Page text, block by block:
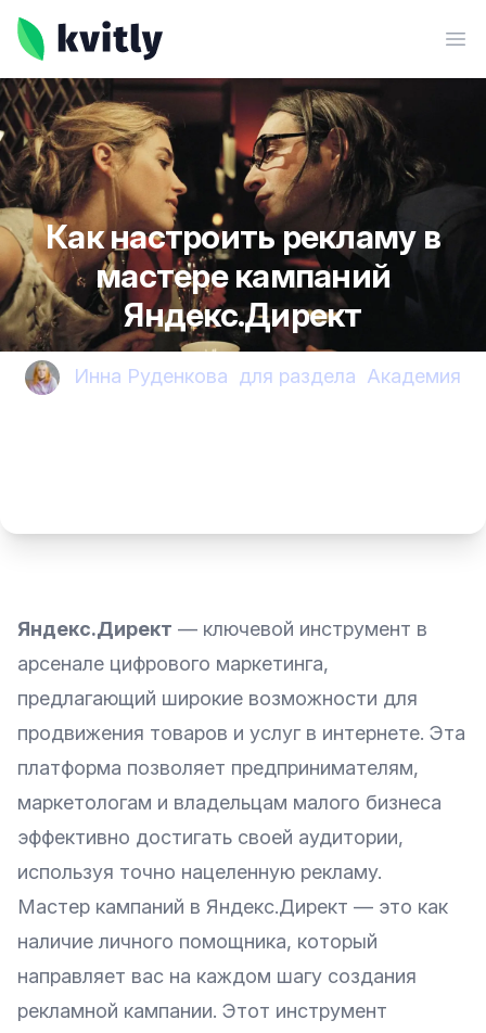
kvitly
Как настроить рекламу в
мастере кампаний
Яндекс.Директ
Инна Руденкова для раздела Академия
Яндекс.Директ — ключевой инструмент в
арсенале цифрового маркетинга,
предлагающий широкие возможности для
продвижения товаров и услуг в интернете. Эта
платформа позволяет предпринимателям,
маркетологам и владельцам малого бизнеса
эффективно достигать своей аудитории,
используя точно нацеленную рекламу.
Мастер кампаний в Яндекс.Директ — это как
наличие личного помощника, который
направляет вас на каждом шагу создания
рекламной кампании. Этот инструмент